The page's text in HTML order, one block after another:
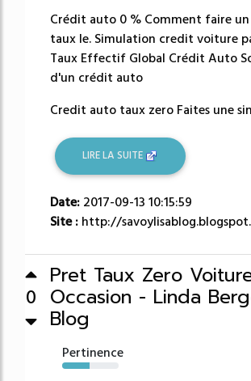
Crédit auto 0 % Comment faire
taux le. Simulation credit voiture
Taux Effectif Global Crédit Auto
d'un crédit auto
Credit auto taux zero Faites une
LIRE LA SUITE
Date: 2017-09-13 10:15:59
Site : http://
0
Pret Taux Zero
Occasion - Linda
Blog
Pertinence
48%